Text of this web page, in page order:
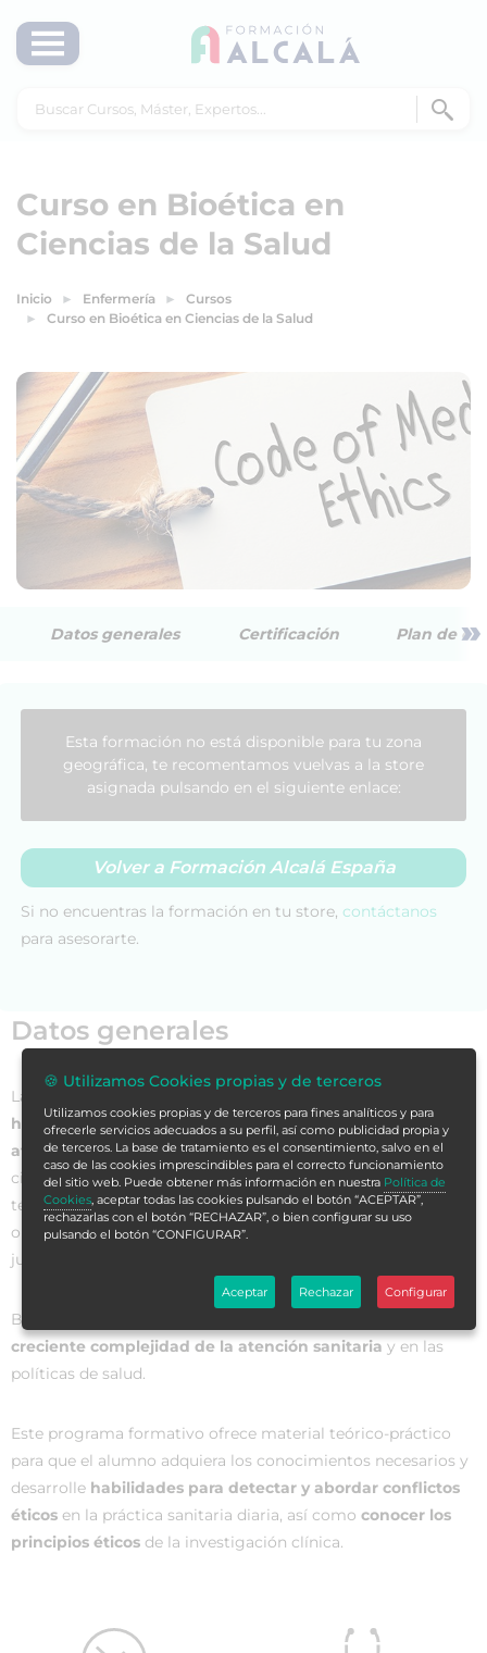
Curso en Bioética en
Ciencias de la Salud
Inicio Enfermería
Cursos
Curso en Bioética en Ciencias de la Salud
Datos generales Certificación Plan de »
Datos generales
La bioética es el estudio sistemático de
humana en los campos de las ciencias biológicas de la
atención de la salud, sobre todo en la salud pública. Esta
ciencia induce a pensar en términos biológicos más que en
términos sociales, en prácticas individuales, más que de
organizaciones, en problemas de vida y muerte, más que de
justicia y democracia.
Básicamente, intenta
creciente complejidad de la atención sanitaria y en las
políticas de salud.
Este programa formativo ofrece material teórico-práctico
para que el alumno adquiera los conocimientos necesarios y
desarrolle habilidades para detectar y abordar conflictos
éticos en la práctica sanitaria diaria, así como conocer los
principios éticos de la investigación clínica.
Esta formación no está disponible para tu zona
geográfica, te recomentamos vuelvas a la store
asignada pulsando en el siguiente enlace:
Volver a Formación Alcalá España
Si no encuentras la formación en tu store, contáctanos
para asesorarte.
🍪 Utilizamos Cookies propias y de terceros
Utilizamos cookies propias y de terceros para fines analíticos y para
ofrecerle servicios adecuados a su perfil, así como publicidad propia y
de terceros. La base de tratamiento es el consentimiento, salvo en el
caso de las cookies imprescindibles para el correcto funcionamiento
del sitio web. Puede obtener más información en nuestra Política de
Cookies, aceptar todas las cookies pulsando el botón “ACEPTAR”,
rechazarlas con el botón “RECHAZAR”, o bien configurar su uso
pulsando el botón “CONFIGURAR”.
Aceptar Rechazar Configurar